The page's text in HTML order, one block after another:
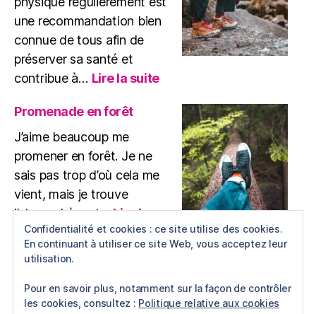
une recommandation bien
connue de tous afin de
préserver sa santé et
contribue à… Lire la suite:
physique
Promenade en forêt
J’aime beaucoup me
promener en forêt. Je ne
sais pas trop d’où cela me
vient, mais je trouve
l’atmosphère et…Lire la
suite:
Promenade
en
Confidentialité et cookies : ce site utilise des cookies.
En continuant à utiliser ce site Web, vous acceptez leur
utilisation.
Pour en savoir plus, notamment sur la façon de contrôler
les cookies, consultez : Politique relative aux cookies